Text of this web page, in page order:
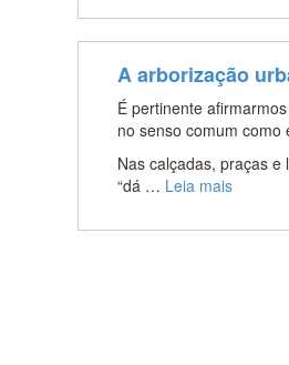
A arborização
É pertinente
no senso comum
Nas calçadas, praças
“dá … Leia mais